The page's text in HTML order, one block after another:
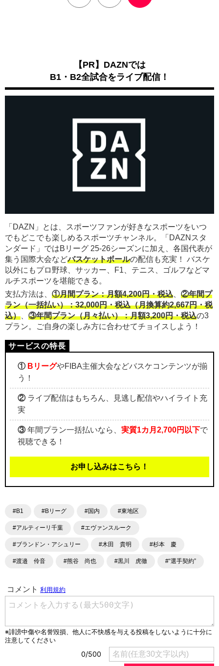
【PR】DAZNでは
B1・B2全試合をライブ配信！
「DAZN」とは、スポーツファンが好きなスポーツをいつ
でもどこでも楽しめるスポーツチャンネル。「DAZNスタ
ンダード」ではBリーグ 25-26シーズンに加え、各国代表が
集う国際大会などバスケットボールの配信も充実！ バスケ
以外にもプロ野球、サッカー、F1、テニス、ゴルフなどマ
ルチスポーツを堪能できる。
支払方法は、 ①月間プラン：月額4,200円・税込
②年間プ
ラン（一括払い）：32,000円・税込（月換算約2,667円・税
込）
③年間プラン（月々払い）：月額3,200円・税込の3
プラン。ご自身の楽しみ方に合わせてチョイスしよう！
① BリーグやFIBA主催大会などバスケコンテンツが揃
う！
②ライブ配信はもちろん、見逃し配信やハイライト充
実
③年間プラン一括払いなら、 実質1カ月2,700円以下で
視聴できる！
お申し込みはこちら！
#B1 #Bリーグ #国内 #東地区
#アルティーリ千葉 #エヴァンスルーク
#ブランドン・アシュリー #木田 貴明 #杉本 慶
#渡邉 伶音 #熊谷 尚也 #黒川 虎徹 #“選手契約”